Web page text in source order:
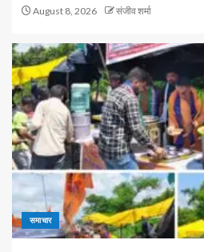
August 8, 2026 संजीव शर्मा
समाचार